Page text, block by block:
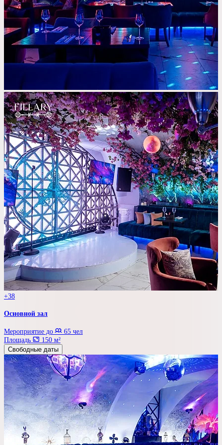
+38
Основной зал
Мероприятие до
65 чел
Площадь
150 м²
Свободные даты